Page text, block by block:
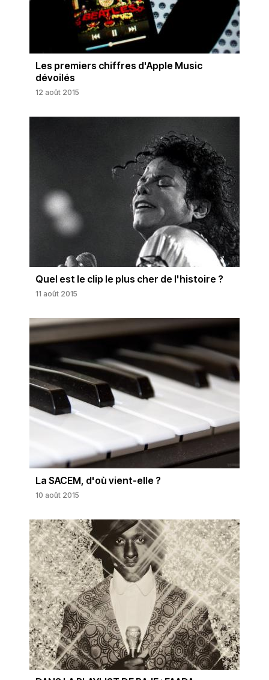
Les premiers chiffres d'Apple Music
dévoilés
12 août 2015
Quel est le clip le plus cher de l'histoire ?
11 août 2015
La SACEM, d'où vient-elle ?
10 août 2015